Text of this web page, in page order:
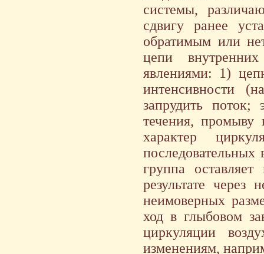
системы,
сдвигу ранее
обратимым или
цепи
явлениями: 1)
интенсивности
запрудить поток;
течения, промыву
характер
последовательных
группа
результате через
неимоверных
ход в глыбовом
циркуляции
изменениям,